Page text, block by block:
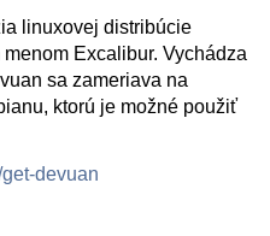
linuxovej distribúcie
Excalibur. Vychádza
sa zameriava na
ktorú je možné použiť
devuan